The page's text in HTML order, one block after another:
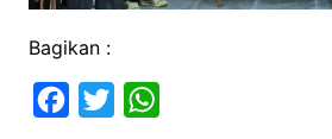
Bagikan :